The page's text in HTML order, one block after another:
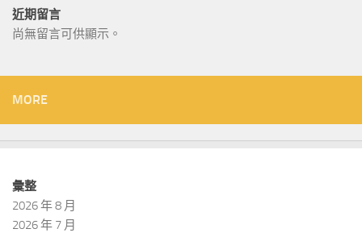
近期留言
尚無留言可供顯示。
MORE
彙整
2026 年 8 月
2026 年 7 月